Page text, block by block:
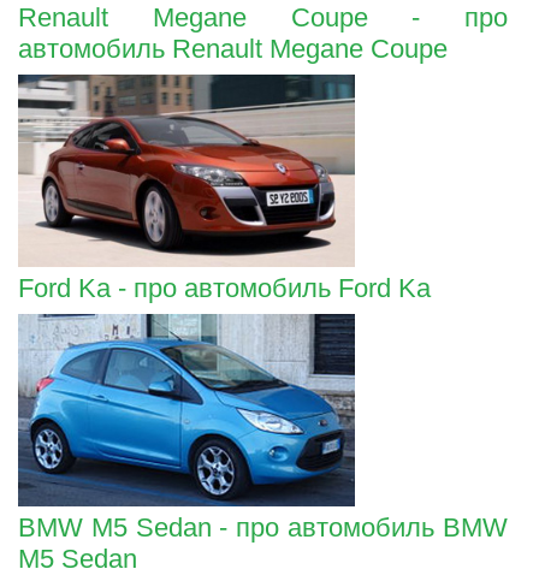
Renault Megane Coupe - про
автомобиль Renault Megane Coupe
Ford Ka - про автомобиль Ford Ka
BMW M5 Sedan - про автомобиль BMW
M5 Sedan